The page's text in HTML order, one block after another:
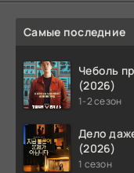
Самые последние
Чеболь
(2026)
1-2 сезон
Дело
(2026)
1 сезон